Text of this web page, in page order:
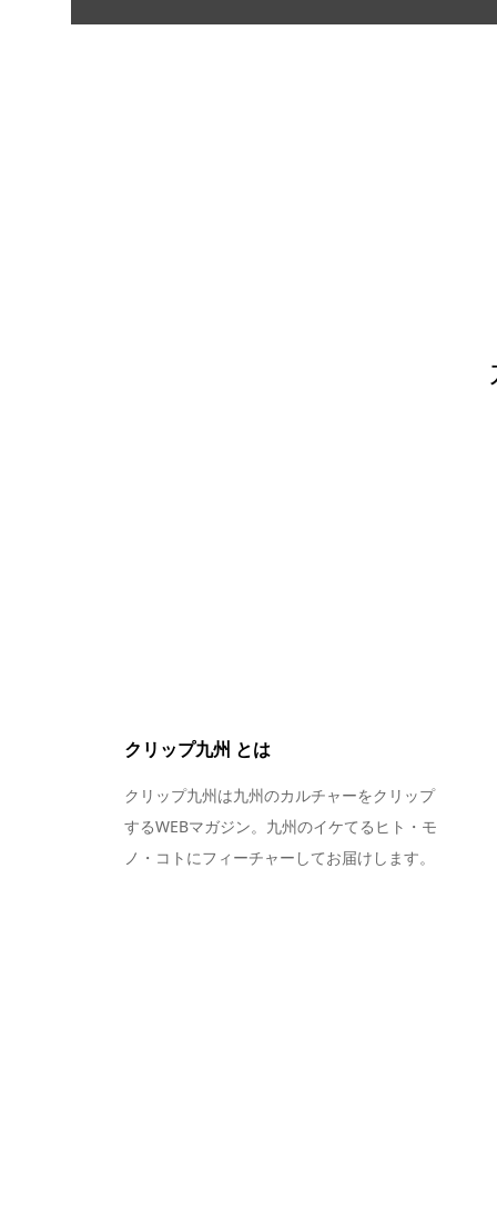
クリップ九州 とは
クリップ九州は九州のカルチャーをクリップ
するWEBマガジン。九州のイケてるヒト・モ
ノ・コトにフィーチャーしてお届けします。